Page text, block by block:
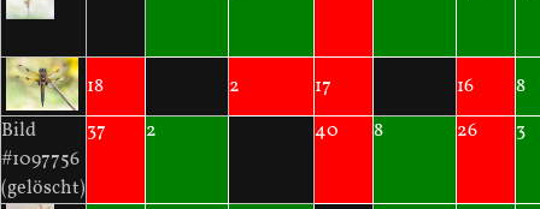
18 2 17 16
8
Bild
#1097756
(gelöscht)
37 2 40 8 26 3